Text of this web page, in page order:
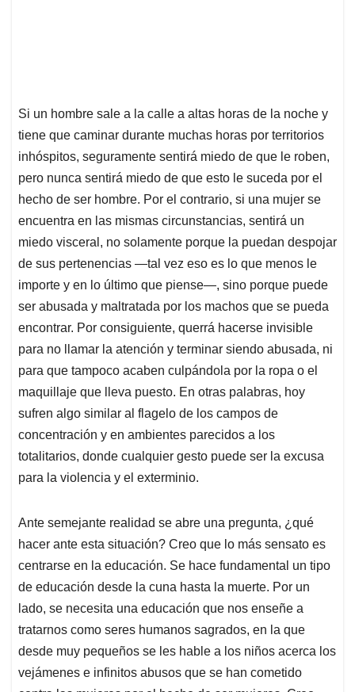
Si un hombre sale a la calle a altas horas de la noche y
tiene que caminar durante muchas horas por territorios
inhóspitos, seguramente sentirá miedo de que le roben,
pero nunca sentirá miedo de que esto le suceda por el
hecho de ser hombre. Por el contrario, si una mujer se
encuentra en las mismas circunstancias, sentirá un
miedo visceral, no solamente porque la puedan despojar
de sus pertenencias —tal vez eso es lo que menos le
importe y en lo último que piense—, sino porque puede
ser abusada y maltratada por los machos que se pueda
encontrar. Por consiguiente, querrá hacerse invisible
para no llamar la atención y terminar siendo abusada, ni
para que tampoco acaben culpándola por la ropa o el
maquillaje que lleva puesto. En otras palabras, hoy
sufren algo similar al flagelo de los campos de
concentración y en ambientes parecidos a los
totalitarios, donde cualquier gesto puede ser la excusa
para la violencia y el exterminio.
Ante semejante realidad se abre una pregunta, ¿qué
hacer ante esta situación? Creo que lo más sensato es
centrarse en la educación. Se hace fundamental un tipo
de educación desde la cuna hasta la muerte. Por un
lado, se necesita una educación que nos enseñe a
tratarnos como seres humanos sagrados, en la que
desde muy pequeños se les hable a los niños acerca los
vejámenes e infinitos abusos que se han cometido